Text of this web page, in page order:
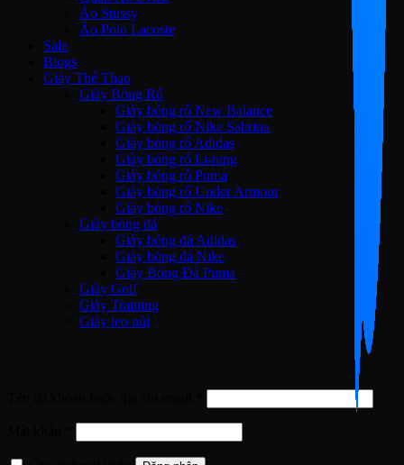
Áo Stussy
Áo Polo Lacoste
Sale
Blogs
Giày Thể Thao
Giày Bóng Rổ
Giày bóng rổ New Balance
Giày bóng rổ Nike Sabrina
Giày bóng rổ Adidas
Giày bóng rổ Li-ning
Giày bóng rổ Puma
Giày bóng rổ Under Armour
Giày bóng rổ Nike
Giày bóng đá
Giày bóng đá Adidas
Giày bóng đá Nike
Giày Bóng Đá Puma
Giày Golf
Giày Training
Giày leo núi
buộc
buộc